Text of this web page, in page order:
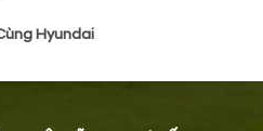
Hyundai